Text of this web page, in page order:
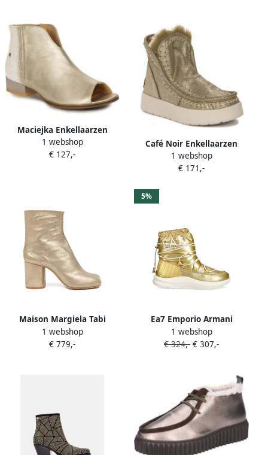
Maciejka Enkellaarzen
0639425005
1 webshop
€ 127,-
Café Noir Enkellaarzen
NOIRDZ6110OROZ012
1 webshop
€ 171,-
Maison Margiela Tabi
enkellaarzen met blokhak
Goud
1 webshop
€ 779,-
5%
Ea7 Emporio Armani
Metallic gewatteerde
enkellaarzen R369 GOLD
1 webshop
€ 324,- € 307,-